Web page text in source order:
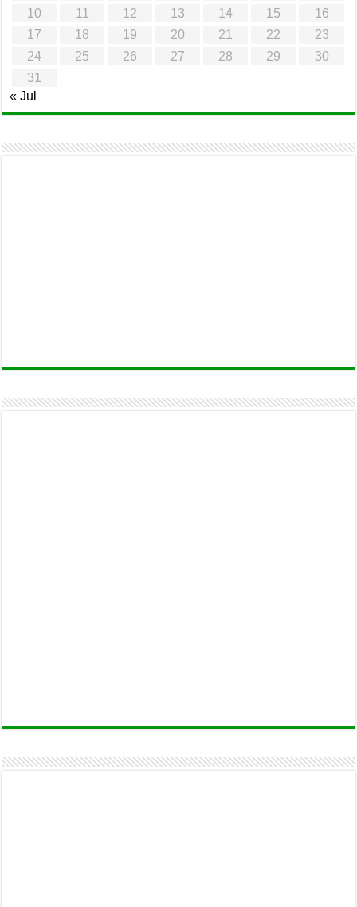
10
11 12 13 14 15
16
17
18 19 20 21 22
23
24
25 26 27 28 29
30
31
« Jul